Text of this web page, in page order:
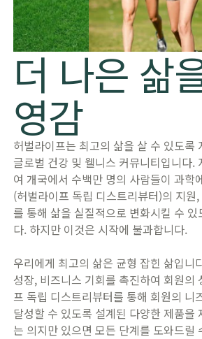
더 나은 삶
영감
허벌라이프는 최고의 삶을 살 수 있도록
글로벌 건강 및 웰니스 커뮤니티입니다.
여 개국에서 수백만 명의 사람들이 과학
(허벌라이프 독립 디스트리뷰터)의 지원
를 통해 삶을 실질적으로 변화시킬 수
다. 하지만 이것은 시작에 불과합니다.
우리에게 최고의 삶은 균형 잡힌 삶입니
성장, 비즈니스 기회를 촉진하여 회원의
프 독립 디스트리뷰터를 통해 회원의 니
달성할 수 있도록 설계된 다양한 제품을
는 의지만 있으면 모든 단계를 도와드릴